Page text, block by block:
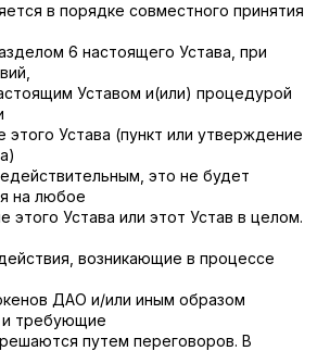
в порядке совместного принятия
6 настоящего Устава, при
Уставом и(или) процедурой
Устава (пункт или утверждение
это не будет
на любое
этого Устава или этот Устав в целом.
возникающие в процессе
ДАО и/или иным образом
требующие
путем переговоров. В